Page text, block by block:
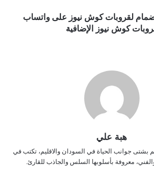
لقروبات كوش نيوز على واتساب
كوش نيوز الإضافية
هبة علي
بشتى جوانب الحياة في السودان والاقليم، تكتب في
معروفة بأسلوبها السلس والجاذب للقارئ.